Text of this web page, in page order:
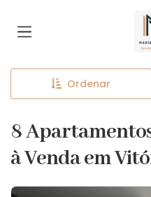
Ordenar
8
à Venda em